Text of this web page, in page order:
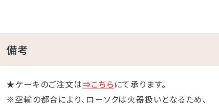
備考
★ケーキのご注文は⇒こちら にて承ります。
※空輸の都合により、ローソクは火器扱いとなるため、